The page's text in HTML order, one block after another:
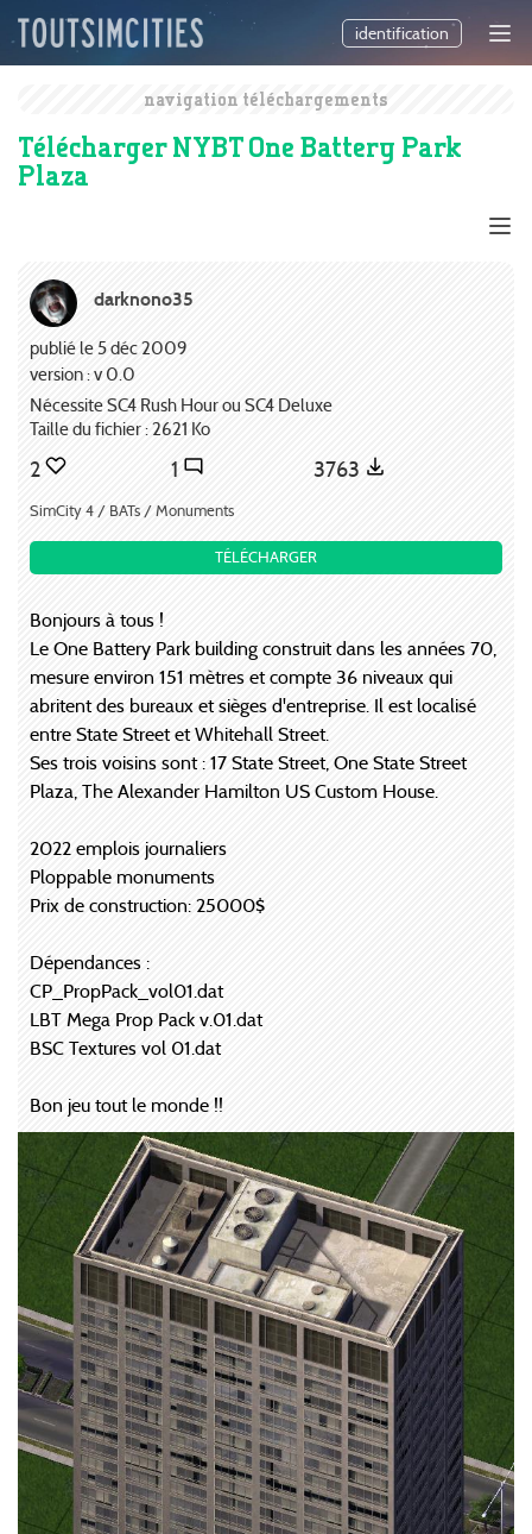
identification
navigation téléchargements
Télécharger NYBT One Battery Park
Plaza
darknono35
publié le 5 déc 2009
version : v 0.0
Nécessite SC4 Rush Hour ou SC4 Deluxe
Taille du fichier : 2621 Ko
2 1 3763
SimCity 4 / BATs / Monuments
TÉLÉCHARGER
Bonjours à tous !
Le One Battery Park building construit dans les années 70,
mesure environ 151 mètres et compte 36 niveaux qui
abritent des bureaux et sièges d'entreprise. Il est localisé
entre State Street et Whitehall Street.
Ses trois voisins sont : 17 State Street, One State Street
Plaza, The Alexander Hamilton US Custom House.
2022 emplois journaliers
Ploppable monuments
Prix de construction: 25000$
Dépendances :
CP_PropPack_vol01.dat
LBT Mega Prop Pack v.01.dat
BSC Textures vol 01.dat
Bon jeu tout le monde !!